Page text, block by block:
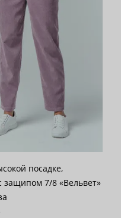
посадке,
7/8 «Вельвет»